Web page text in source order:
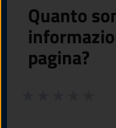
Quanto
pagina?